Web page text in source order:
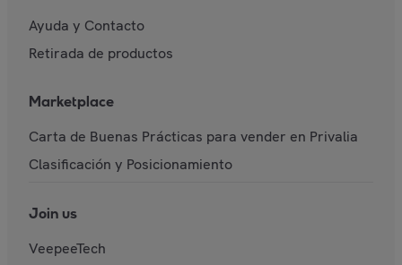
Ayuda y Contacto
Retirada de productos
Marketplace
Carta de Buenas Prácticas para vender en Privalia
Clasificación y Posicionamiento
Join us
VeepeeTech